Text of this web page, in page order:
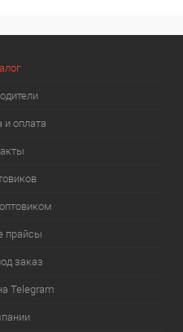
и оплата
прайсы
заказ
Telegram